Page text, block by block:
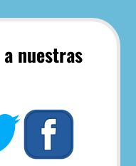
nuestras